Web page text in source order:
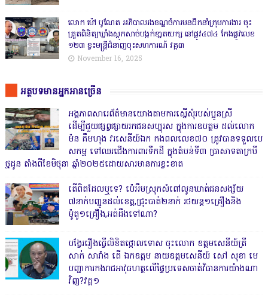
លោក ម៉ៅ បូណែត អភិបាលរងខណ្ឌចំការមនដឹកនាំក្រុមការងារ ចុះ
ត្រួតពិនិត្យឃ្លាំងស្តុកសាច់បង្កក់ខា្នតយក្ស នៅផ្លូវ៤៧៤ កែងផ្លូវលេខ
១២៣ ខ្វះមន្ត្រីជំនាញចុះសហការណ៍ វគ្គ៣
November 16, 2025
អត្ថបទមានអ្នកអានច្រើន
អង្គភាពសារេព័ត៌មានយោងតាមការស្នើសុំរបស់ប្អូនស្រី
ដើម្បីជួយផ្សព្វផ្សាយរកជនសប្បុរស ក្នុងការឧបត្ថម ដល់លោក
ម៉ន គឹមហុង វរសេនីយ៍ឯក កងពលលេខ៧០ ត្រូវបានទទួលបេ
សកម្ម ទៅឈរជើងការពារទឹកដី ក្នុងតំបន់ទី៣ ប្រាសាទតាក្របី
ថ្មដូន តាំងពីខែមិថុនា ឆ្នាំ២០២៥ដោយសារមានការខ្វះខាត
តើពិតដែលឬទេ? ប៉េអឹមស្រុកសំពៅលូនឃាត់ជនសង្ស័យ
៧នាក់បញ្ជូនដល់ខេត្ត,ជ្រុះបាត់២នាក់ រថយន្ត១គ្រឿងនិង
ម៉ូតូ១គ្រឿង,អត់ដឹងទៅណា?
បង្វែររឿងធ្វើលិខិតថ្កោលទោស ចុះលោក ឧត្តមសេនីយ៍ត្រី
សាក់ សារាំង តើ ឯកឧត្តម នាយឧត្តមសេនីយ៍ សៅ សុខា មេ
បញ្ជាការកងរាជអាវុធហត្ថលើផ្ទៃប្រទេសចាត់វិធានការយ៉ាងណា
វិញ?វគ្គ១